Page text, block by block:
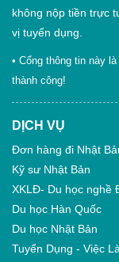
không nộp tiền trực
vị tuyển dụng.
• Cổng thông tin này
thành công!
DỊCH VỤ
Đơn hàng đi Nhật
Kỹ sư Nhật Bản
XKLĐ- Du học nghề
Du học Hàn Quốc
Du học Nhật Bản
Tuyển Dụng - Việc